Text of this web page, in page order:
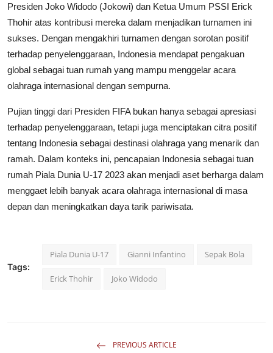
Presiden Joko Widodo (Jokowi) dan Ketua Umum PSSI Erick
Thohir atas kontribusi mereka dalam menjadikan turnamen ini
sukses. Dengan mengakhiri turnamen dengan sorotan positif
terhadap penyelenggaraan, Indonesia mendapat pengakuan
global sebagai tuan rumah yang mampu menggelar acara
olahraga internasional dengan sempurna.
Pujian tinggi dari Presiden FIFA bukan hanya sebagai apresiasi
terhadap penyelenggaraan, tetapi juga menciptakan citra positif
tentang Indonesia sebagai destinasi olahraga yang menarik dan
ramah. Dalam konteks ini, pencapaian Indonesia sebagai tuan
rumah Piala Dunia U-17 2023 akan menjadi aset berharga dalam
menggaet lebih banyak acara olahraga internasional di masa
depan dan meningkatkan daya tarik pariwisata.
Tags:
Piala Dunia U-17 Gianni Infantino Sepak Bola
Erick Thohir Joko Widodo
PREVIOUS ARTICLE